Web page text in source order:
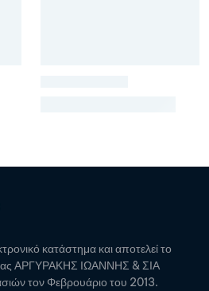
κατάστημα και αποτελεί το
ΑΡΓΥΡΑΚΗΣ ΙΩΑΝΝΗΣ & ΣΙΑ
τον Φεβρουάριο του 2013.